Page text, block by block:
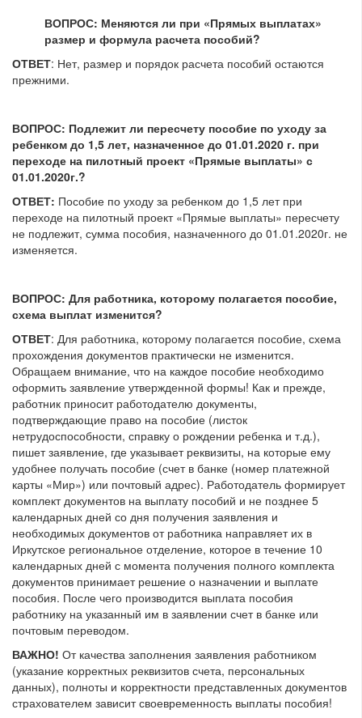
ВОПРОС: Меняются ли при «Прямых выплатах»
размер и формула расчета пособий?
ОТВЕТ: Нет, размер и порядок расчета пособий остаются
прежними.
ВОПРОС: Подлежит ли пересчету пособие по уходу за
ребенком до 1,5 лет, назначенное до 01.01.2020 г. при
переходе на пилотный проект «Прямые выплаты» с
01.01.2020г.?
ОТВЕТ: Пособие по уходу за ребенком до 1,5 лет при
переходе на пилотный проект «Прямые выплаты» пересчету
не подлежит, сумма пособия, назначенного до 01.01.2020г. не
изменяется.
ВОПРОС: Для работника, которому полагается пособие,
схема выплат изменится?
ОТВЕТ: Для работника, которому полагается пособие, схема
прохождения документов практически не изменится.
Обращаем внимание, что на каждое пособие необходимо
оформить заявление утвержденной формы! Как и прежде,
работник приносит работодателю документы,
подтверждающие право на пособие (листок
нетрудоспособности, справку о рождении ребенка и т.д.),
пишет заявление, где указывает реквизиты, на которые ему
удобнее получать пособие (счет в банке (номер платежной
карты «Мир») или почтовый адрес). Работодатель формирует
комплект документов на выплату пособий и не позднее 5
календарных дней со дня получения заявления и
необходимых документов от работника направляет их в
Иркутское региональное отделение, которое в течение 10
календарных дней с момента получения полного комплекта
документов принимает решение о назначении и выплате
пособия. После чего производится выплата пособия
работнику на указанный им в заявлении счет в банке или
почтовым переводом.
ВАЖНО! От качества заполнения заявления работником
(указание корректных реквизитов счета, персональных
данных), полноты и корректности представленных документов
страхователем зависит своевременность выплаты пособия!